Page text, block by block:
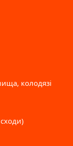
колодязі